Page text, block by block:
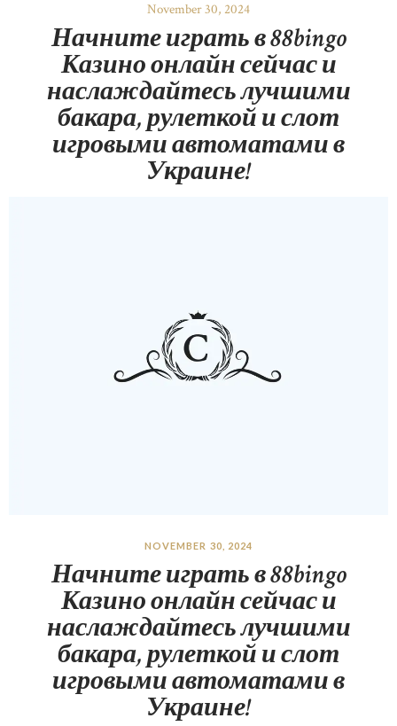
November 30, 2024
Начните играть в 88bingo
Казино онлайн сейчас и
наслаждайтесь лучшими
бакара, рулеткой и слот
игровыми автоматами в
Украине!
NOVEMBER 30, 2024
Начните играть в 88bingo
Казино онлайн сейчас и
наслаждайтесь лучшими
бакара, рулеткой и слот
игровыми автоматами в
Украине!